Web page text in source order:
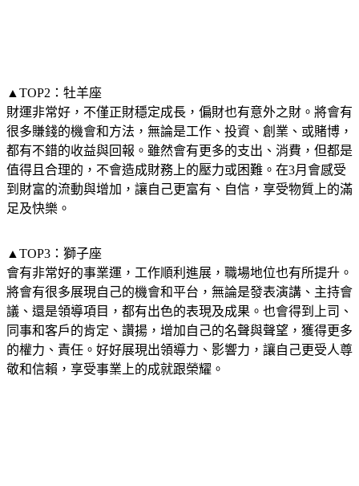
▲TOP2：牡羊座
財運非常好，不僅正財穩定成長，偏財也有意外之財。將會有
很多賺錢的機會和方法，無論是工作、投資、創業、或賭博，
都有不錯的收益與回報。雖然會有更多的支出、消費，但都是
值得且合理的，不會造成財務上的壓力或困難。在3月會感受
到財富的流動與增加，讓自己更富有、自信，享受物質上的滿
足及快樂。
▲TOP3：獅子座
會有非常好的事業運，工作順利進展，職場地位也有所提升。
將會有很多展現自己的機會和平台，無論是發表演講、主持會
議、還是領導項目，都有出色的表現及成果。也會得到上司、
同事和客戶的肯定、讚揚，增加自己的名聲與聲望，獲得更多
的權力、責任。好好展現出領導力、影響力，讓自己更受人尊
敬和信賴，享受事業上的成就跟榮耀。